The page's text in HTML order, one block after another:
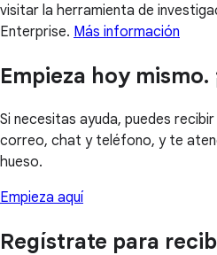
visitar la herramienta de
Enterprise. Más información
Empieza hoy mismo.
Si necesitas ayuda, puedes
correo, chat y teléfono, y te
hueso.
Empieza aquí
Regístrate para